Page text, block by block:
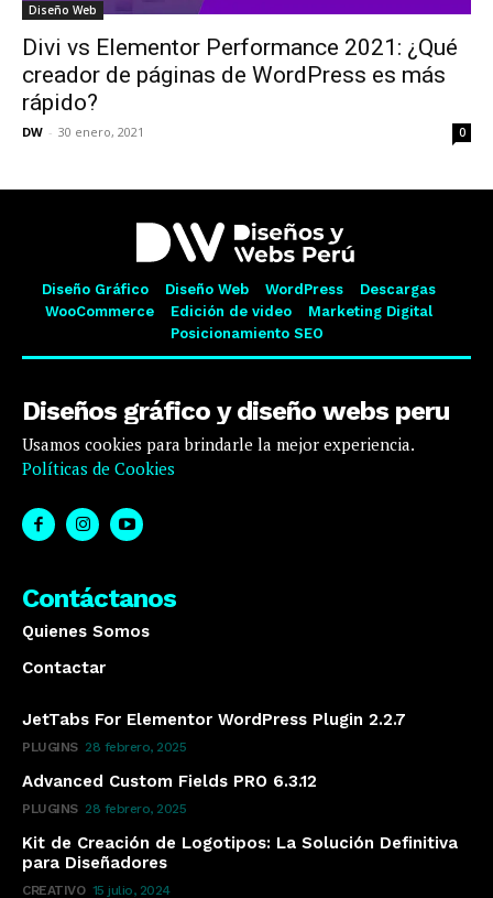
Diseño Web
Divi vs Elementor Performance 2021: ¿Qué
creador de páginas de WordPress es más
rápido?
DW - 30 enero, 2021 0
Diseño Gráfico Diseño Web WordPress
Descargas
WooCommerce
Edición de video
Marketing Digital
Posicionamiento SEO
Diseños gráfico y diseño webs peru
Usamos cookies para brindarle la mejor experiencia.
Políticas de Cookies
Contáctanos
Quienes Somos
Contactar
JetTabs For Elementor WordPress Plugin 2.2.7
PLUGINS 28 febrero, 2025
Advanced Custom Fields PRO 6.3.12
PLUGINS 28 febrero, 2025
Kit de Creación de Logotipos: La Solución Definitiva
para Diseñadores
CREATIVO 15 julio, 2024